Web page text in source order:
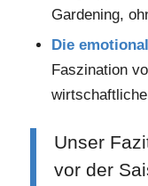
Gardening,
Die
Faszination
Unser
vor der